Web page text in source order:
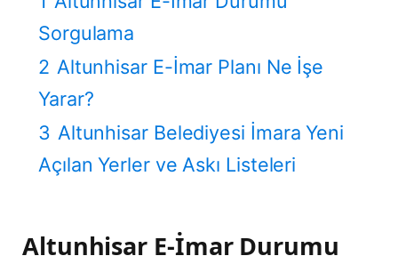
Sorgulama
2 Altunhisar E-İmar Planı Ne İşe
Yarar?
3 Altunhisar Belediyesi İmara Yeni
Açılan Yerler ve Askı Listeleri
Altunhisar E-İmar Durumu